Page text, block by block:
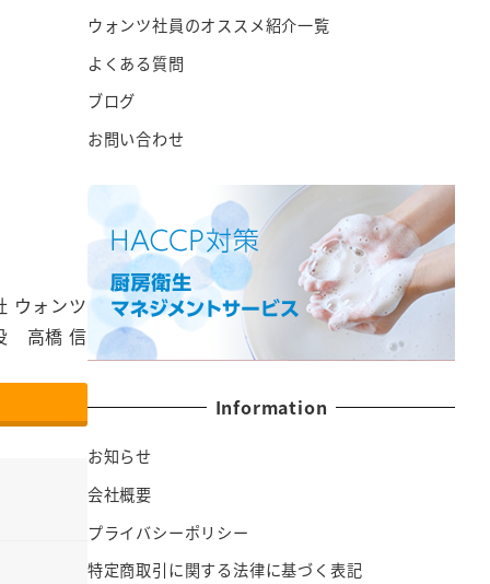
ウォンツ
高橋 信
ウォンツ社員のオススメ紹介一覧
よくある質問
ブログ
お問い合わせ
Information
お知らせ
会社概要
プライバシーポリシー
特定商取引に関する法律に基づく表記